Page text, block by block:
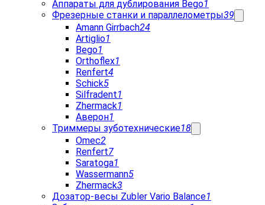
Аппараты для дублирования Bego1
Фрезерные станки и параллелометры39
Amann Girrbach24
Artiglio1
Bego1
Orthoflex1
Renfert4
Schick5
Silfradent1
Zhermack1
Аверон1
Триммеры зуботехнические18
Omec2
Renfert7
Saratoga1
Wassermann5
Zhermack3
Дозатор-весы Zubler Vario Balance1